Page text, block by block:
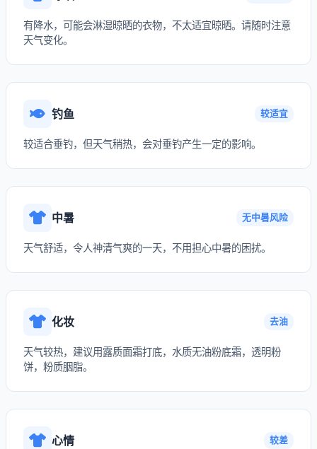
有降水，可能会淋湿晾晒的衣物，不太适宜晾晒。请随时注意
天气变化。
钓鱼 较适宜
较适合垂钓，但天气稍热，会对垂钓产生一定的影响。
中暑 无中暑风险
天气舒适，令人神清气爽的一天，不用担心中暑的困扰。
化妆 去油
天气较热，建议用露质面霜打底，水质无油粉底霜，透明粉
饼，粉质胭脂。
心情 较差